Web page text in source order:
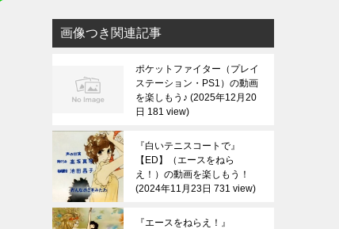
画像つき関連記事
ポケットファイター（プレイ
ステーション・PS1）の動画
を楽しもう♪ 2025年12月20
日 181 view
『白いテニスコートで』
【ED】（エースをねら
え！）の動画を楽しもう！
2024年11月23日 731 view
『エースをねらえ！』